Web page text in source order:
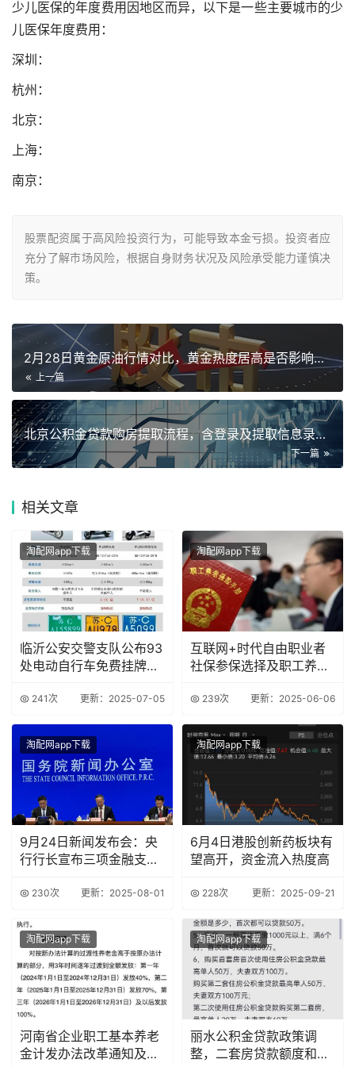
少儿医保的年度费用因地区而异，以下是一些主要城市的少
儿医保年度费用：
​深圳：
​杭州：
​北京：
​上海：
​南京：
股票配资属于高风险投资行为，可能导致本金亏损。投资者应
充分了解市场风险，根据自身财务状况及风险承受能力谨慎决
策。
2月28日黄金原油行情对比，黄金热度居高是否影响原油价格？
上一篇
北京公积金贷款购房提取流程，含登录及提取信息录入指南
下一篇
相关文章
淘配网app下载
临沂公安交警支队公布93
处电动自行车免费挂牌
241次 更新：2025-07-05
淘配网app下载
互联网+时代自由职业者
社保参保选择及职工养老
239次 更新：2025-06-06
淘配网app下载
9月24日新闻发布会：央
行行长宣布三项金融支持
230次 更新：2025-08-01
淘配网app下载
6月4日港股创新药板块有
望高开，资金流入热度高
228次 更新：2025-09-21
淘配网app下载
河南省企业职工基本养老
金计发办法改革通知及实
淘配网app下载
丽水公积金贷款政策调
整，二套房贷款额度和首